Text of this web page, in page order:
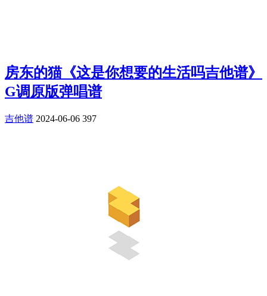
房东的猫《这是你想要的生活吗吉他谱》
G调原版弹唱谱
吉他谱 2024-06-06 397